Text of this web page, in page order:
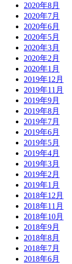
2020年8月
2020年7月
2020年6月
2020年5月
2020年3月
2020年2月
2020年1月
2019年12月
2019年11月
2019年9月
2019年8月
2019年7月
2019年6月
2019年5月
2019年4月
2019年3月
2019年2月
2019年1月
2018年12月
2018年11月
2018年10月
2018年9月
2018年8月
2018年7月
2018年6月